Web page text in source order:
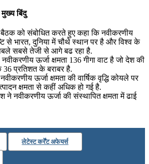
बिंदु
को संबोधित करते हुए कहा कि नवीकरणीय
से भारत, दुनिया में चौथे स्‍थान पर है और विश्‍व के
सबसे तेजी से आगे बढ रहा है.
ऊर्जा क्षमता 136 गीगा वाट है जो देश की
36 प्रतिशत के बराबर है.
ऊर्जा क्षमता की वार्षिक वृद्धि कोयले पर
क्षमता से कहीं अधिक हो गई है.
ने नवीकरणीय ऊर्जा की संस्‍थापित क्षमता में ढाई
लेटेस्ट कर्रेंट अफेयर्स